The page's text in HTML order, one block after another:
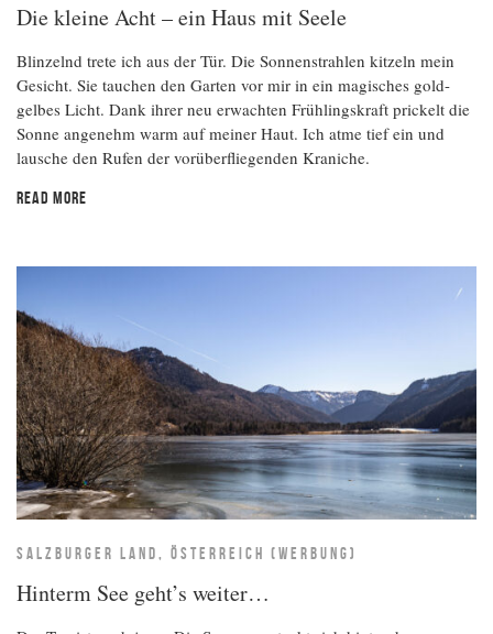
Die kleine Acht – ein Haus mit Seele
Blinzelnd trete ich aus der Tür. Die Sonnenstrahlen kitzeln mein
Gesicht. Sie tauchen den Garten vor mir in ein magisches gold-
gelbes Licht. Dank ihrer neu erwachten Frühlingskraft prickelt die
Sonne angenehm warm auf meiner Haut. Ich atme tief ein und
lausche den Rufen der vorüberfliegenden Kraniche.
READ MORE
SALZBURGER LAND, ÖSTERREICH (WERBUNG)
Hinterm See geht’s weiter…